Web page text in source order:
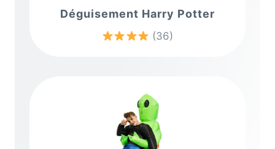
Déguisement Harry Potter
(36)